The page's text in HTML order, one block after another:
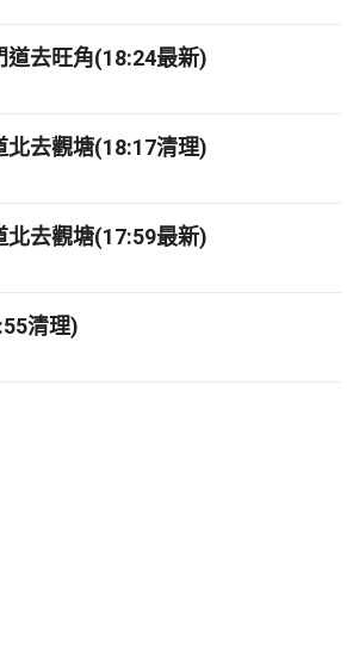
道去旺角(18:24最新)
北去觀塘(18:17清理)
北去觀塘(17:59最新)
清理)